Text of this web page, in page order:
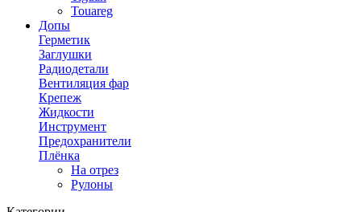
Touareg
Допы
Герметик
Заглушки
Радиодетали
Вентиляция фар
Крепеж
Жидкости
Инструмент
Предохранители
Плёнка
На отрез
Рулоны